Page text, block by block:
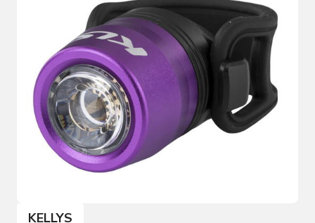
KELLYS